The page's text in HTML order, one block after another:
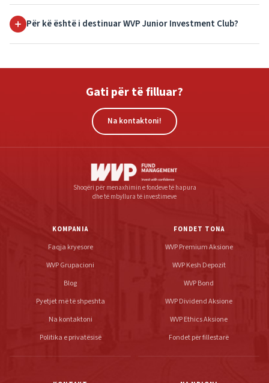
Për kë është i destinuar WVP Junior Investment Club?
Gati për të filluar?
Na kontaktoni!
Shoqëri për menaxhimin e fondeve të hapura
dhe të mbyllura të investimeve
KOMPANIA
Faqja kryesore
WVP Grupacioni
Blog
Pyetjet më të shpeshta
Na kontaktoni
Politika e privatësisë
FONDET TONA
WVP Premium Aksione
WVP Kesh Depozit
WVP Bond
WVP Dividend Aksione
WVP Ethics Aksione
Fondet për fillestarë